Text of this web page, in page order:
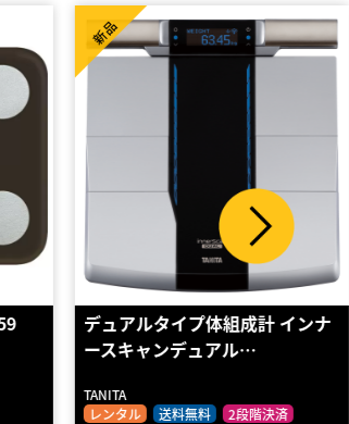
ンナ
ボディプランナー
Yamato
レンタル
送料無料 2段階決済
新品